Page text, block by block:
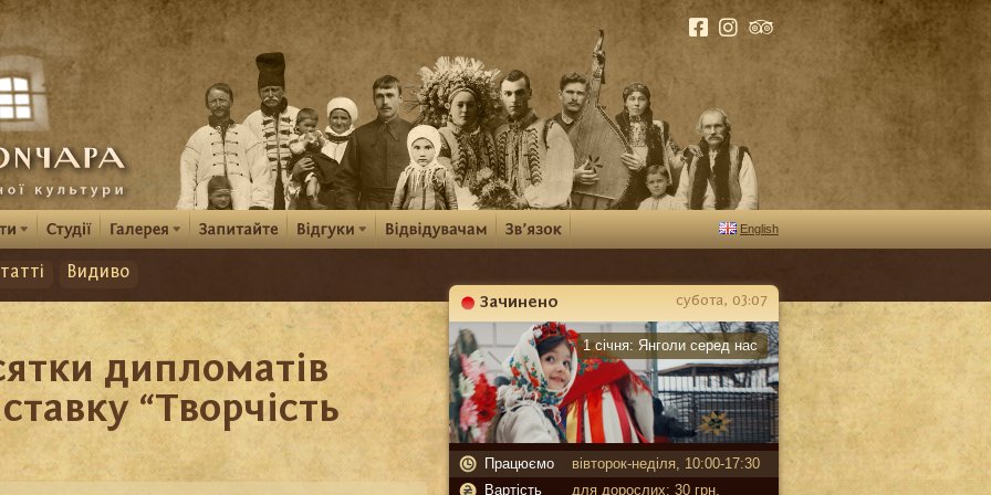
English
Видиво
дипломатів
“Творчість
Зачинено
Карантин
субота, 03:07
1 січня: Янголи серед нас
Працюємо
вівторок-неділя, 10:00-17:30
Вартість
для дорослих: 30 грн,